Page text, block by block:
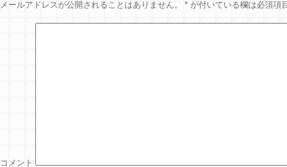
メールアドレスが公開されることはありません。 * が付いている欄は必須項
コメント